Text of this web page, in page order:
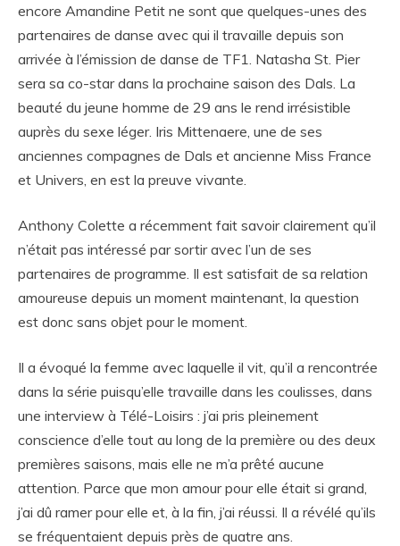
encore Amandine Petit ne sont que quelques-unes des
partenaires de danse avec qui il travaille depuis son
arrivée à l’émission de danse de TF1. Natasha St. Pier
sera sa co-star dans la prochaine saison des Dals. La
beauté du jeune homme de 29 ans le rend irrésistible
auprès du sexe léger. Iris Mittenaere, une de ses
anciennes compagnes de Dals et ancienne Miss France
et Univers, en est la preuve vivante.
Anthony Colette a récemment fait savoir clairement qu’il
n’était pas intéressé par sortir avec l’un de ses
partenaires de programme. Il est satisfait de sa relation
amoureuse depuis un moment maintenant, la question
est donc sans objet pour le moment.
Il a évoqué la femme avec laquelle il vit, qu’il a rencontrée
dans la série puisqu’elle travaille dans les coulisses, dans
une interview à Télé-Loisirs : j’ai pris pleinement
conscience d’elle tout au long de la première ou des deux
premières saisons, mais elle ne m’a prêté aucune
attention. Parce que mon amour pour elle était si grand,
j’ai dû ramer pour elle et, à la fin, j’ai réussi. Il a révélé qu’ils
se fréquentaient depuis près de quatre ans.